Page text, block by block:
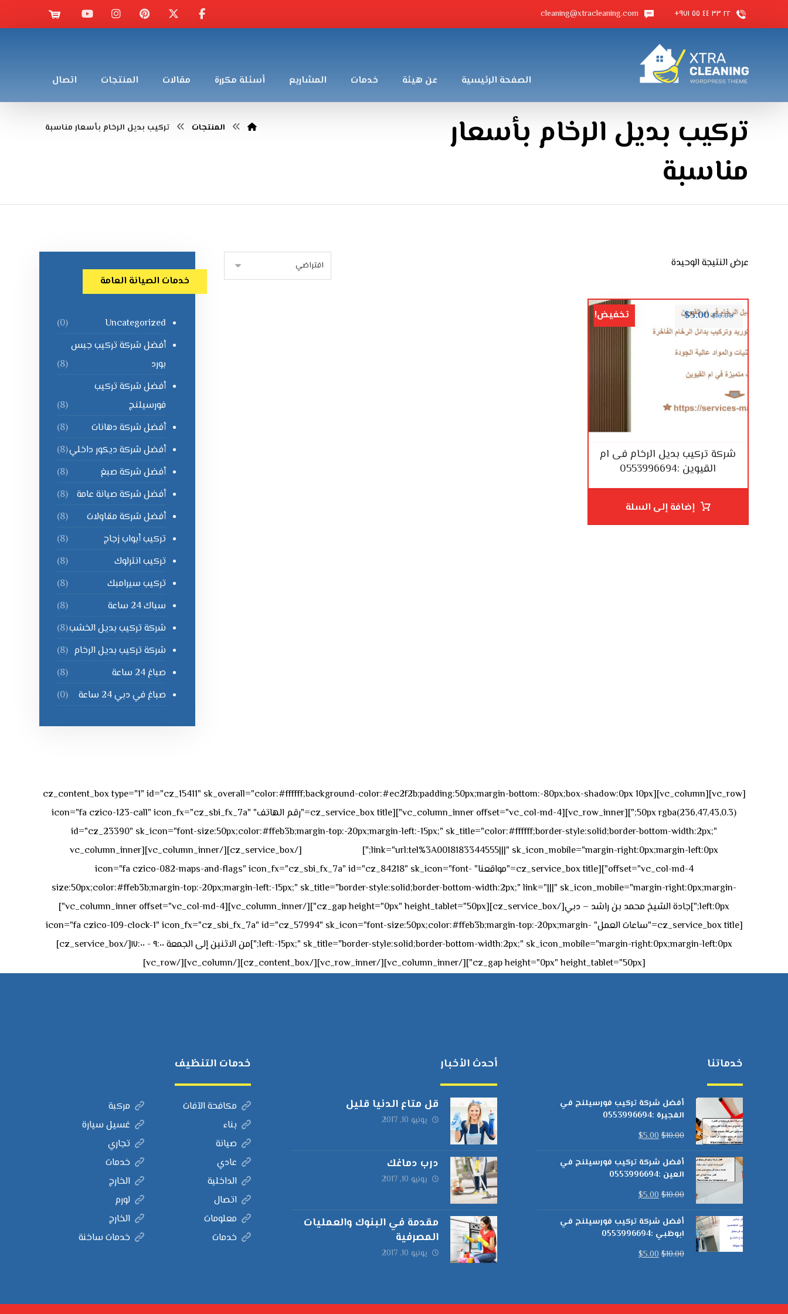
٢٢ ٣٣ ٤٤ ٥٥ ٩٧١+ cleaning@xtracleaning.com
الصفحة الرئيسية عن هيئة خدمات المشاريع أسئلة مكررة مقالات المنتجات اتصال
تركيب بديل الرخام بأسعار
مناسبة
المنتجات تركيب بديل الرخام بأسعار مناسبة
عرض النتيجة الوحيدة
شركة تركيب بديل الرخام فى ام
القيوين :0553996694
$10.00
$5.00 تخفيض!
إضافة إلى السلة
خدمات الصيانة العامة
Uncategorized
(0)
أفضل شركة تركيب جبس
بورد
(8)
أفضل شركة تركيب
فورسيلنج
(8)
أفضل شركة دهانات
(8)
أفضل شركة ديكور داخلي(8)
أفضل شركة صبغ
(8)
أفضل شركة صيانة عامة
(8)
أفضل شركة مقاولات
(8)
تركيب أبواب زجاج
(8)
تركيب انترلوك
(8)
تركيب سيرامبك
(8)
سباك 24 ساعة
(8)
شركة تركيب بديل الخشب(8)
شركة تركيب بديل الرخام (8)
صباغ 24 ساعة
(8)
صباغ في دبي 24 ساعة
(0)
[vc_row][vc_column][cz_content_box type="1" id="cz_15411" sk_overall="color:#ffffff;background-color:#ec2f2b;padding:50px;margin-bottom:-80px;box-shadow:0px 10px
50px rgba(236,47,43,0.3);"][vc_row_inner][vc_column_inner offset="vc_col-md-4"][cz_service_box title="رقم الهاتف" icon="fa czico-123-call" icon_fx="cz_sbi_fx_7a"
id="cz_23390" sk_icon="font-size:50px;color:#ffeb3b;margin-top:-20px;margin-left:-15px;" sk_title="color:#ffffff;border-style:solid;border-bottom-width:2px;"
link="url:tel%3A0018183344555|||" sk_icon_mobile="margin-right:0px;margin-left:0px;"]
[/cz_service_box][/vc_column_inner][vc_column_inner
offset="vc_col-md-4"][cz_service_box title="مواقعنا" icon="fa czico-082-maps-and-flags" icon_fx="cz_sbi_fx_7a" id="cz_84218" sk_icon="font-
size:50px;color:#ffeb3b;margin-top:-20px;margin-left:-15px;" sk_title="border-style:solid;border-bottom-width:2px;" link="|||" sk_icon_mobile="margin-right:0px;margin-
left:0px;"]جادة الشيخ محمد بن راشد – دبي[/cz_service_box][cz_gap height="0px" height_tablet="50px"][/vc_column_inner][vc_column_inner offset="vc_col-md-4"]
[cz_service_box title="ساعات العمل" icon="fa czico-109-clock-1" icon_fx="cz_sbi_fx_7a" id="cz_57994" sk_icon="font-size:50px;color:#ffeb3b;margin-top:-20px;margin-
left:-15px;" sk_title="border-style:solid;border-bottom-width:2px;" sk_icon_mobile="margin-right:0px;margin-left:0px;"]من الاثنين إلى الجمعة ٩:٠٠ - ١٧:٠٠[/cz_service_box]
[cz_gap height="0px" height_tablet="50px"][/vc_column_inner][/vc_row_inner][/cz_content_box][/vc_column][/vc_row]
خدماتنا
أفضل شركة تركيب فورسيلنج في
الفجيرة :0553996694
$10.00
$5.00
أفضل شركة تركيب فورسيلنج في
العين :0553996694
$10.00
$5.00
أفضل شركة تركيب فورسيلنج في
ابوظبي :0553996694
$10.00
$5.00
أحدث الأخبار
قل متاع الدنيا قليل
يونيو 10, 2017
درب دماغك
يونيو 10, 2017
مقدمة في البنوك والعمليات
المصرفية
يونيو 10, 2017
خدمات التنظيف
مكافحة الآفات
مركبة
بناء
غسيل سيارة
صيانة
تجاري
عادي
خدمات
الداخلية
الخارج
اتصال
لورم
معلومات
الخارج
خدمات
خدمات ساخنة